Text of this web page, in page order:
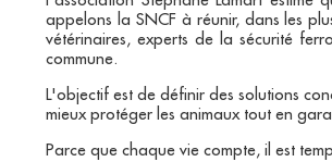
appelons la SNCF à réunir, dans les
vétérinaires, experts de la sécurité
commune.
L'objectif est de définir des solutions
mieux protéger les animaux tout en
Parce que chaque vie compte, il est